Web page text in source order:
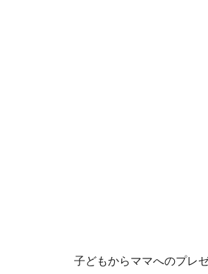
子どもからママへのプレ